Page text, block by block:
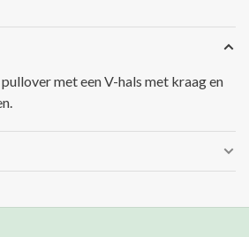
met een V-hals met kraag en